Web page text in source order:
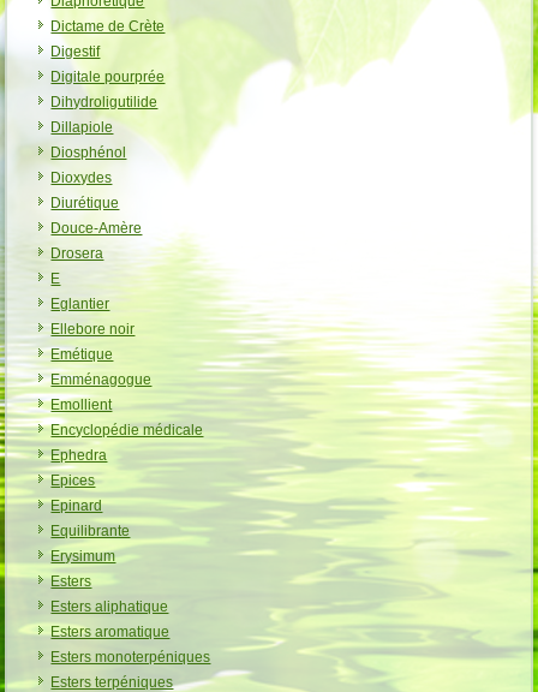
Dictame de Crète
Digestif
Digitale pourprée
Dihydroligutilide
Dillapiole
Diosphénol
Dioxydes
Diurétique
Douce-Amère
Drosera
E
Eglantier
Ellebore noir
Emétique
Emménagogue
Emollient
Encyclopédie médicale
Ephedra
Epices
Epinard
Equilibrante
Erysimum
Esters
Esters aliphatique
Esters aromatique
Esters monoterpéniques
Esters terpéniques